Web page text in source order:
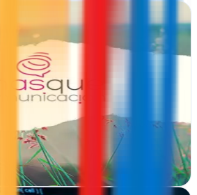
Marketing Digital en
en internet que generan resultados